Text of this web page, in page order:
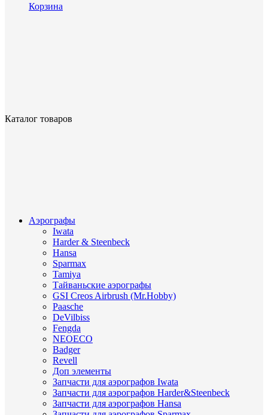
Корзина
Каталог товаров
Аэрографы
Iwata
Harder & Steenbeck
Hansa
Sparmax
Tamiya
Тайваньские аэрографы
GSI Creos Airbrush (Mr.Hobby)
Paasche
DeVilbiss
Fengda
NEOECO
Badger
Revell
Доп элементы
Запчасти для аэрографов Iwata
Запчасти для аэрографов Harder&Steenbeck
Запчасти для аэрографов Hansa